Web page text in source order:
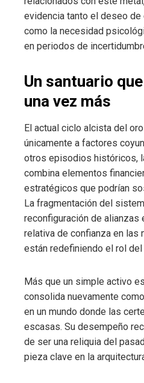
evidencia tanto el deseo de
como la necesidad
en periodos de
Un santuario
una vez más
El actual ciclo alcista del
únicamente a factores
otros episodios históricos,
combina elementos
estratégicos que podrían
La fragmentación del
reconfiguración de alianzas
relativa de confianza en las
están redefiniendo el rol
Más que un simple activo
consolida nuevamente
en un mundo donde las
escasas. Su desempeño
de ser una reliquia del
pieza clave en la